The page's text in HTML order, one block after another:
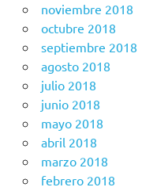
noviembre 2018
octubre 2018
septiembre 2018
agosto 2018
julio 2018
junio 2018
mayo 2018
abril 2018
marzo 2018
febrero 2018